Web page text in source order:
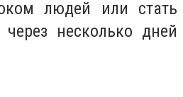
людей или стать
несколько дней